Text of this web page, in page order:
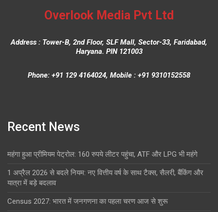
Overlook Media Pvt Ltd
Address : Tower-B, 2nd Floor, SLF Mall, Sector-33, Faridabad,
Haryana. PIN 121003
Phone: +91 129 4164024, Mobile : +91 9310152558
Recent News
महंगा हुआ प्रीमियम पेट्रोल: 160 रुपये लीटर पहुंचा, ATF और LPG भी महंगे
1 अप्रैल 2026 से बदले नियम: नए वित्तीय वर्ष के साथ टैक्स, सैलरी, बैंकिंग और
यात्रा में बड़े बदलाव
Census 2027: भारत में जनगणना का पहला चरण आज से शुरू